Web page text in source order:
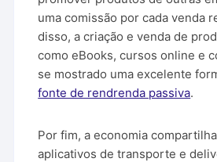
uma comissão por cada venda
disso, a criação e venda de
como eBooks, cursos online e
se mostrado uma excelente
fonte de rendrenda passiva.
Por fim, a economia
aplicativos de transporte e